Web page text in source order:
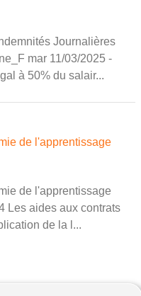
Journalières
mar 11/03/2025 -
à 50% du salair...
de l'apprentissage
de l'apprentissage
Les aides aux contrats
de la l...